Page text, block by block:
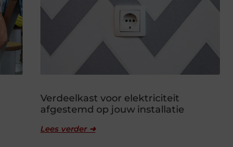
Verdeelkast voor elektriciteit
afgestemd op jouw installatie
Lees verder ➜